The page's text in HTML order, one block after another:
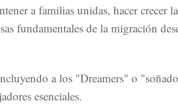
a familias unidas, hacer crecer
fundamentales de la migración
a los "Dreamers" o
esenciales.